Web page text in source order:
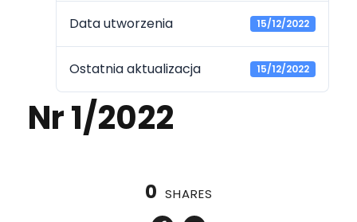
Data utworzenia 15/12/2022
Ostatnia aktualizacja 15/12/2022
Nr 1/2022
0 SHARES